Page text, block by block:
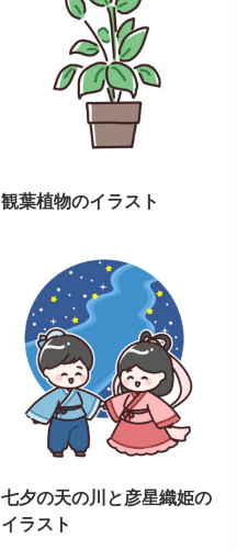
観葉植物のイラスト
七夕の天の川と彦星織姫の
イラスト